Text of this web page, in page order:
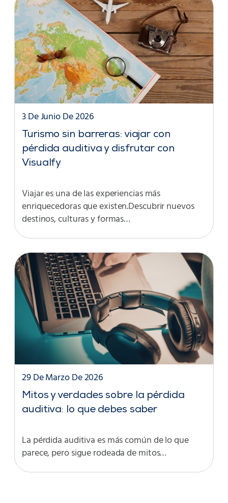
Turismo sin barreras: viajar con
pérdida auditiva y disfrutar con
Visualfy
3 De Junio De 2026
Viajar es una de las experiencias más
enriquecedoras que existen.Descubrir nuevos
destinos, culturas y formas…
Mitos y verdades sobre la pérdida
auditiva: lo que debes saber
29 De Marzo De 2026
La pérdida auditiva es más común de lo que
parece, pero sigue rodeada de mitos…